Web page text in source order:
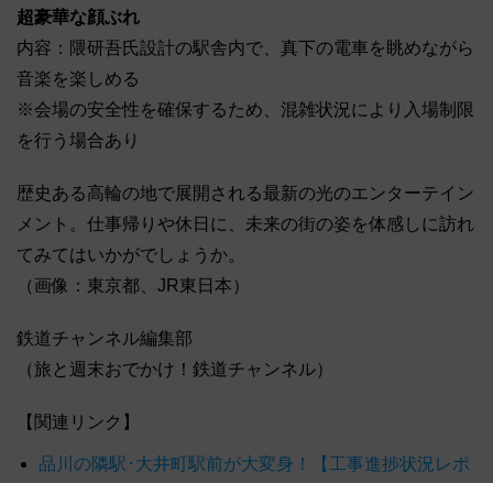
超豪華な顔ぶれ
内容：隈研吾氏設計の駅舎内で、真下の電車を眺めながら
音楽を楽しめる
※会場の安全性を確保するため、混雑状況により⼊場制限
を⾏う場合あり
歴史ある高輪の地で展開される最新の光のエンターテイン
メント。仕事帰りや休日に、未来の街の姿を体感しに訪れ
てみてはいかがでしょうか。
（画像：東京都、JR東日本）
鉄道チャンネル編集部
（旅と週末おでかけ！鉄道チャンネル）
【関連リンク】
品川の隣駅･大井町駅前が大変身！【工事進捗状況レポ